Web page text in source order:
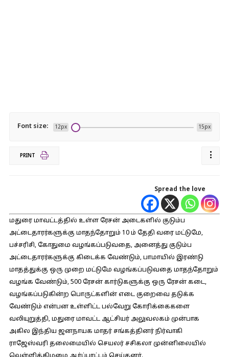
Font size: 12px 15px
PRINT
Spread the love
மதுரை மாவட்டத்தில் உள்ள ரேசன் அடைகளில் குடும்ப
அட்டைதாரர்களுக்கு மாதந்தோறும் 10 ம் தேதி வரை மட்டுமே,
பச்சரிசி, கோதுமை வழங்கப்படுவதை, அனைத்து குடும்ப
அட்டைதாரர்களுக்கு கிடைக்க வேண்டும், பாமாயில் இரண்டு
மாதத்துக்கு ஒரு முறை மட்டுமே வழங்கப்படுவதை மாதந்தோறும்
வழங்க வேண்டும், 500 ரேசன் கார்டுகளுக்கு ஒரு ரேசன் கடை,
வழங்கப்படுகின்ற பொருட்களின் எடை குறைவை தடுக்க
வேண்டும் என்பன உள்ளிட்ட பல்வேறு கோரிக்கைகளை
வலியுறுத்தி, மதுரை மாவட்ட ஆட்சியர் அலுவலகம் முன்பாக
அகில இந்திய ஜனநாயக மாதர் சங்கத்தினர் நிர்வாகி
ராஜேஸ்வரி தலைமையில் செயலர் சசிகலா முன்னிலையில்